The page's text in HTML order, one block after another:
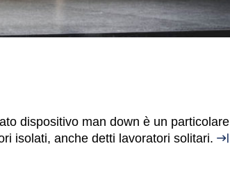
dispositivo man down è un particolare
isolati, anche detti lavoratori solitari.